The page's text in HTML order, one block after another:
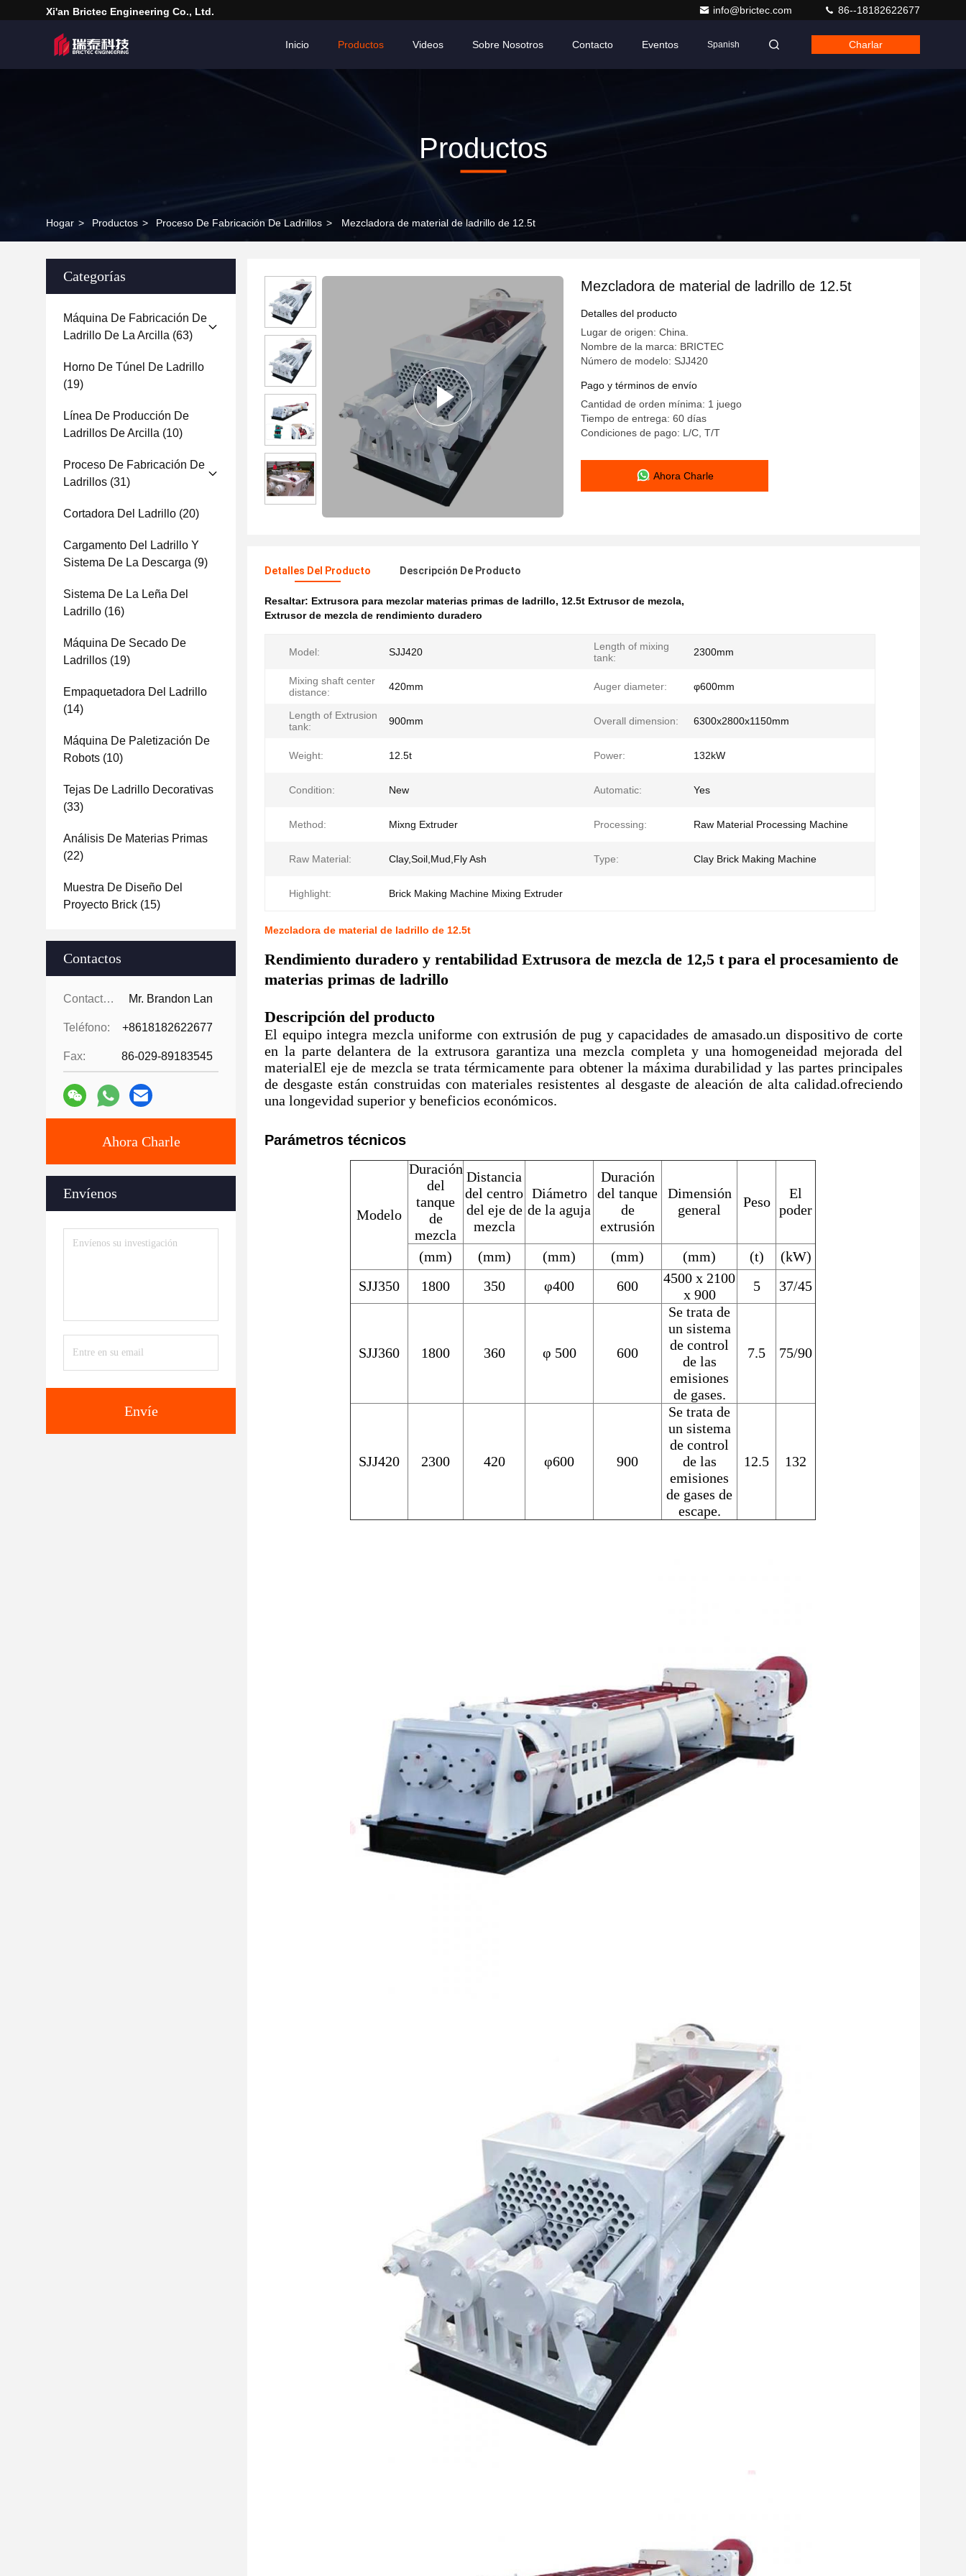
Xi'an Brictec Engineering Co., Ltd. info@brictec.com 86--18182622677
Inicio Productos Videos Sobre Nosotros Contacto Eventos Spanish Charlar
Productos
Hogar > Productos > Proceso De Fabricación De Ladrillos > Mezcladora de material de ladrillo de 12.5t
Categorías
Máquina De Fabricación De
Ladrillo De La Arcilla (63)
Horno De Túnel De Ladrillo
(19)
Línea De Producción De
Ladrillos De Arcilla (10)
Proceso De Fabricación De
Ladrillos (31)
Cortadora Del Ladrillo (20)
Cargamento Del Ladrillo Y
Sistema De La Descarga (9)
Sistema De La Leña Del
Ladrillo (16)
Máquina De Secado De
Ladrillos (19)
Empaquetadora Del Ladrillo
(14)
Máquina De Paletización De
Robots (10)
Tejas De Ladrillo Decorativas
(33)
Análisis De Materias Primas
(22)
Muestra De Diseño Del
Proyecto Brick (15)
Contactos
Contactos: Mr. Brandon Lan
Teléfono: +8618182622677
Fax: 86-029-89183545
Ahora Charle
Envíenos
Envíe
Mezcladora de material de ladrillo de 12.5t
Detalles del producto
Lugar de origen: China.
Nombre de la marca: BRICTEC
Número de modelo: SJJ420
Pago y términos de envío
Cantidad de orden mínima: 1 juego
Tiempo de entrega: 60 días
Condiciones de pago: L/C, T/T
Ahora Charle
Detalles Del Producto Descripción De Producto
Resaltar: Extrusora para mezclar materias primas de ladrillo, 12.5t Extrusor de mezcla,
Extrusor de mezcla de rendimiento duradero
Model: SJJ420
Length of mixing
tank:
2300mm
Mixing shaft center
distance:
420mm Auger diameter: φ600mm
Length of Extrusion
tank:
900mm Overall dimension: 6300x2800x1150mm
Weight: 12.5t Power: 132kW
Condition: New Automatic: Yes
Method: Mixng Extruder Processing: Raw Material Processing Machine
Raw Material: Clay,Soil,Mud,Fly Ash Type: Clay Brick Making Machine
Highlight: Brick Making Machine Mixing Extruder
Mezcladora de material de ladrillo de 12.5t
Rendimiento duradero y rentabilidad Extrusora de mezcla de 12,5 t para el procesamiento de
materias primas de ladrillo
Descripción del producto
El equipo integra mezcla uniforme con extrusión de pug y capacidades de amasado.un dispositivo de corte
en la parte delantera de la extrusora garantiza una mezcla completa y una homogeneidad mejorada del
materialEl eje de mezcla se trata térmicamente para obtener la máxima durabilidad y las partes principales
de desgaste están construidas con materiales resistentes al desgaste de aleación de alta calidad.ofreciendo
una longevidad superior y beneficios económicos.
Parámetros técnicos
Modelo
Duración
del
tanque
de
mezcla
Distancia
del centro
del eje de
mezcla
Diámetro
de la aguja
Duración
del tanque
de
extrusión
Dimensión
general
Peso
El
poder
(mm) (mm) (mm) (mm) (mm) (t)
(kW)
SJJ350
1800 350 φ400 600
4500 x 2100
x 900
5 37/45
SJJ360 1800 360 φ 500 600
Se trata de
un sistema
de control
de las
emisiones
de gases.
7.5 75/90
SJJ420 2300 420 φ600 900
Se trata de
un sistema
de control
de las
emisiones
de gases de
escape.
12.5 132